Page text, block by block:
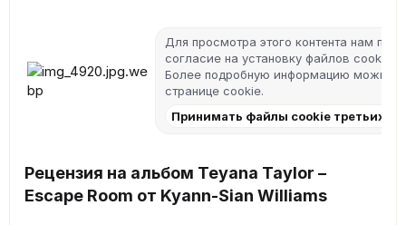
Для просмотра этого контента нам
согласие на установку файлов cookie
Более подробную информацию можно
странице cookie.
Принимать файлы cookie третьих
Рецензия на альбом Teyana Taylor –
Escape Room от Kyann-Sian Williams